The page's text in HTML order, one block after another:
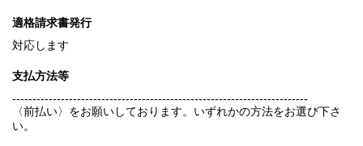
適格請求書発行
対応します
支払方法等
-------------------------------------------------------------------------
〈前払い〉をお願いしております。いずれかの方法をお選び下さ
い。